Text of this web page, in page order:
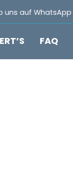
uns auf WhatsApp
FAQ